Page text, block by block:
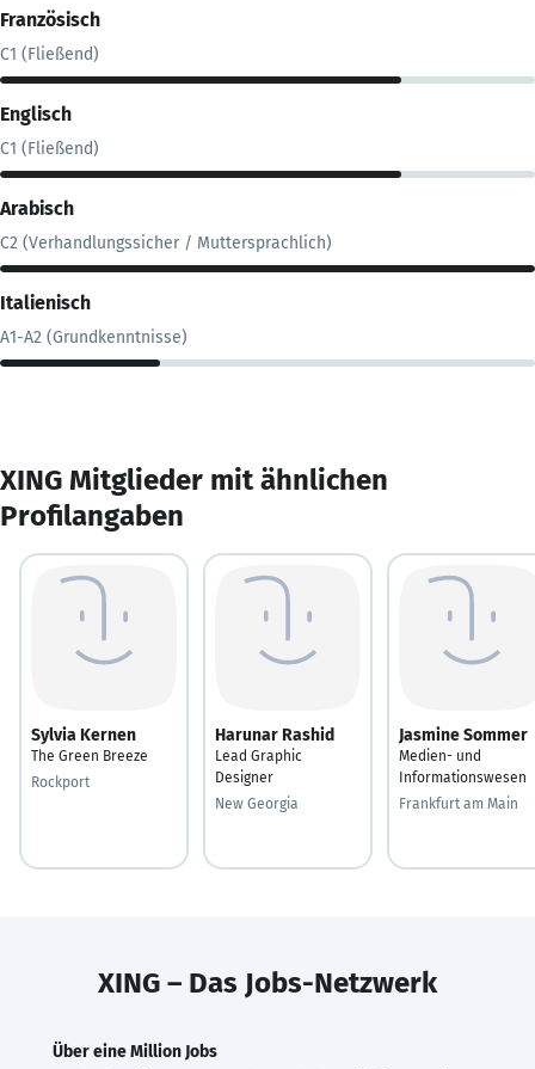
Französisch
C1 (Fließend)
Englisch
C1 (Fließend)
Arabisch
C2 (Verhandlungssicher / Muttersprachlich)
Italienisch
A1-A2 (Grundkenntnisse)
XING Mitglieder mit ähnlichen
Profilangaben
Sylvia Kernen
The Green Breeze
Rockport
Harunar Rashid
Lead Graphic
Designer
New Georgia
Jasmine Sommer
Medien- und
Informationswesen
Frankfurt am Main
XING – Das Jobs-Netzwerk
Über eine Million Jobs